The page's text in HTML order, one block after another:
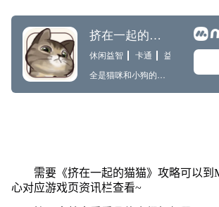
需要《挤在一起的猫猫》攻略可以到
心对应游戏页资讯栏查看~